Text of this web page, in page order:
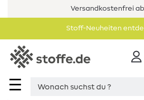
Versandkostenfrei ab
Stoff-Neuheiten
☰